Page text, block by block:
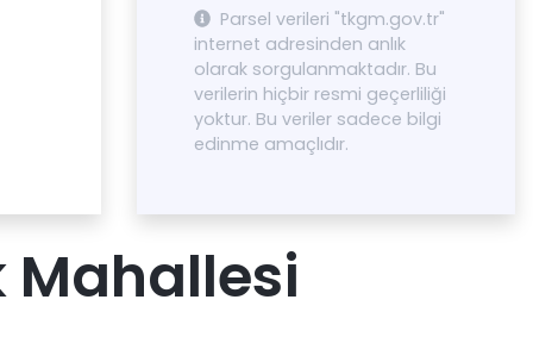
Parsel verileri "tkgm.gov.tr"
internet adresinden anlık
olarak sorgulanmaktadır. Bu
verilerin hiçbir resmi geçerliliği
yoktur. Bu veriler sadece bilgi
edinme amaçlıdır.
Mahallesi